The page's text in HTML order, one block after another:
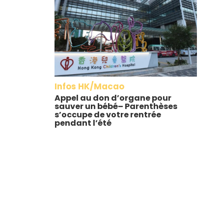
Infos HK/Macao
Appel au don d’organe pour
sauver un bébé– Parenthèses
s’occupe de votre rentrée
pendant l’été